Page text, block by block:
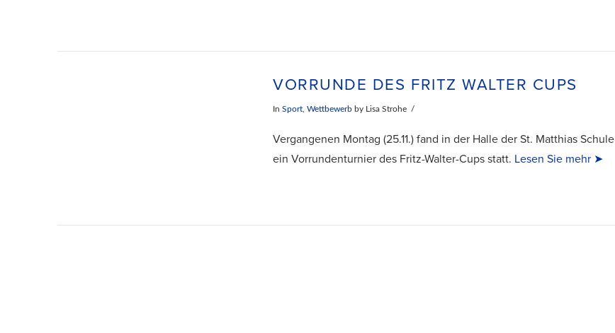
VORRUNDE DES FRITZ WALTER CUPS
InSport ,Wettbewerb by Lisa Strohe
Vergangenen Montag (25.11.) fand in der Halle der St. Matthias Schule
ein Vorrundenturnier des Fritz-Walter-Cups statt. Lesen Sie mehr ➤